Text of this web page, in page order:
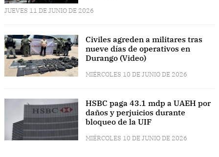
JUEVES 11 DE JUNIO DE 2026
Civiles agreden a militares tras
nueve días de operativos en
Durango (Video)
MIÉRCOLES 10 DE JUNIO DE 2026
HSBC paga 43.1 mdp a UAEH por
daños y perjuicios durante
bloqueo de la UIF
MIÉRCOLES 10 DE JUNIO DE 2026